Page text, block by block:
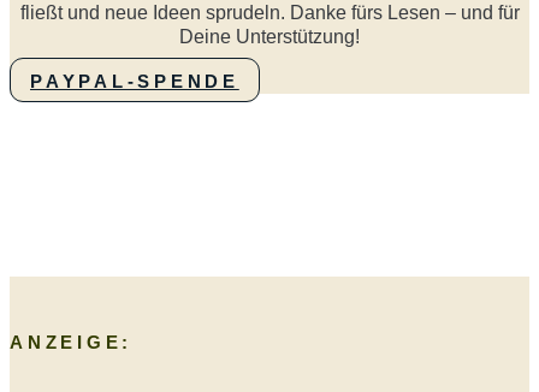
fließt und neue Ideen sprudeln. Danke fürs Lesen – und für
Deine Unterstützung!
PAYPAL-SPENDE
ANZEIGE: